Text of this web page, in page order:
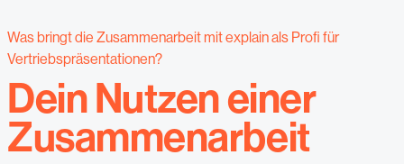
Was bringt die Zusammenarbeit mit explain als Profi für
Vertriebspräsentationen?
Dein Nutzen einer
Zusammenarbeit